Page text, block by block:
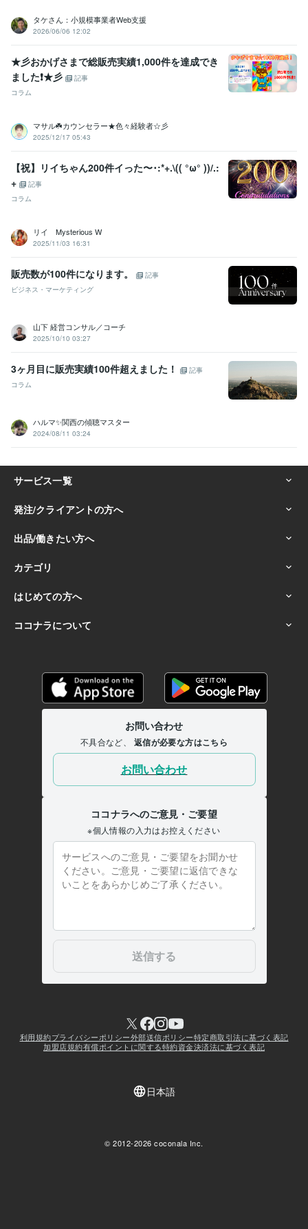
ビジネス・クリエイティブツール
Excel:30年PowerPoint:30年Word:30年ChatGPT:3年Filmora:5年
Canva:3年WordPress:20年freee:2年
得意分野
コンサルティング・士業
経営コンサルタント
悩み 相談
タケさん：小規模事業者Web支援
2026/06/06 12:02
★彡おかげさまで総販売実績1,000件を達成でき
ました❗️★彡
記事
コラム
マサル☘️カウンセラー★色々経験者☆彡
2025/12/17 05:43
【祝】リイちゃん200件イった〜･:*+.\(( °ω° ))/.:
+
記事
コラム
リイ Mysterious W
2025/11/03 16:31
販売数が100件になります。
記事
ビジネス・マーケティング
山下 経営コンサル／コーチ
2025/10/10 03:27
3ヶ月目に販売実績100件超えました！
記事
コラム
ハルマ✨関西の傾聴マスター
2024/08/11 03:24